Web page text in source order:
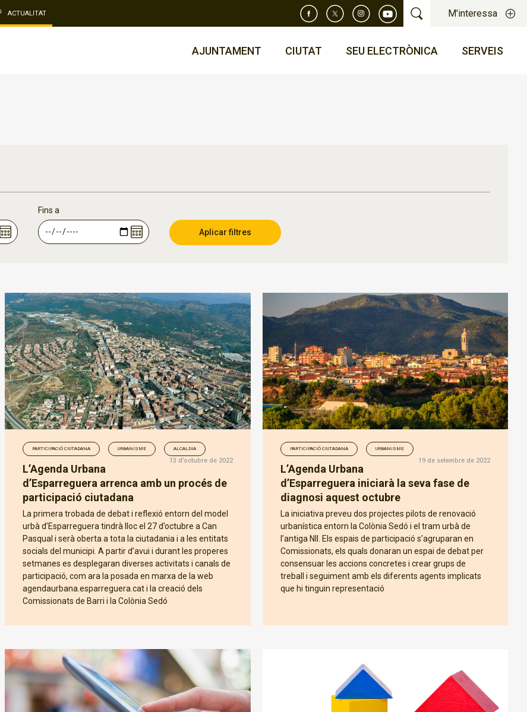
ACTUALITAT M'interessa
AJUNTAMENT CIUTAT SEU ELECTRÒNICA SERVEIS
Fins a
PARTICIPACIÓ CIUTADANA URBANISME ALCALDIA
13 d’octubre de 2022
L’Agenda Urbana
d’Esparreguera arrenca amb un procés de
participació ciutadana
La primera trobada de debat i reflexió entorn del model
urbà d’Esparreguera tindrà lloc el 27 d’octubre a Can
Pasqual i serà oberta a tota la ciutadania i a les entitats
socials del municipi. A partir d’avui i durant les properes
setmanes es desplegaran diverses activitats i canals de
participació, com ara la posada en marxa de la web
agendaurbana.esparreguera.cat i la creació dels
Comissionats de Barri i la Colònia Sedó
PARTICIPACIÓ CIUTADANA URBANISME
19 de setembre de 2022
L’Agenda Urbana
d’Esparreguera iniciarà la seva fase de
diagnosi aquest octubre
La iniciativa preveu dos projectes pilots de renovació
urbanística entorn la Colònia Sedó i el tram urbà de
l’antiga NII. Els espais de participació s’agruparan en
Comissionats, els quals donaran un espai de debat per
consensuar les accions concretes i crear grups de
treball i seguiment amb els diferents agents implicats
que hi tinguin representació